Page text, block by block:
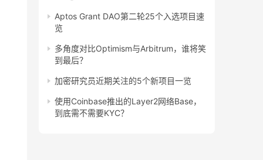
Aptos Grant DAO第二轮25个入选项目速
览
多角度对比Optimism与Arbitrum，谁将笑
到最后？
加密研究员近期关注的5个新项目一览
使用Coinbase推出的Layer2网络Base，
到底需不需要KYC？